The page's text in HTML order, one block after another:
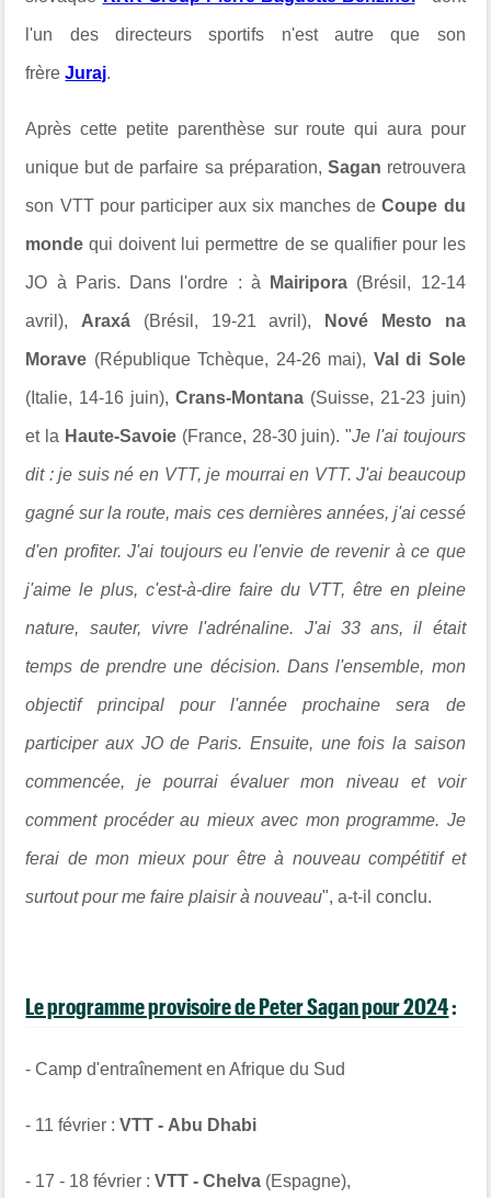
l'un des directeurs sportifs n'est autre que son
frèreJuraj.
Après cette petite parenthèse sur route qui aura pour
unique but de parfaire sa préparation, Sagan retrouvera
son VTT pour participer aux six manches deCoupe du
monde qui doivent lui permettre de se qualifier pour les
JO à Paris. Dans l'ordre : à Mairipora (Brésil, 12-14
avril), Araxá (Brésil, 19-21 avril), Nové Mesto na
Morave (République Tchèque, 24-26 mai), Val di Sole
(Italie, 14-16 juin), Crans-Montana (Suisse, 21-23 juin)
et la Haute-Savoie (France, 28-30 juin). "Je l'ai toujours
dit : je suis né en VTT, je mourrai en VTT. J'ai beaucoup
gagné sur la route, mais ces dernières années, j'ai cessé
d'en profiter. J'ai toujours eu l'envie de revenir à ce que
j'aime le plus, c'est-à-dire faire du VTT, être en pleine
nature, sauter, vivre l'adrénaline. J'ai 33 ans, il était
temps de prendre une décision. Dans l'ensemble, mon
objectif principal pour l'année prochaine sera de
participer aux JO de Paris. Ensuite, une fois la saison
commencée, je pourrai évaluer mon niveau et voir
comment procéder au mieux avec mon programme. Je
ferai de mon mieux pour être à nouveau compétitif et
surtout pour me faire plaisir à nouveau", a-t-il conclu.
Le programme provisoire de Peter Sagan pour 2024:
- Camp d'entraînement en Afrique du Sud
- 11 février :VTT - Abu Dhabi
- 17 - 18 février :VTT - Chelva (Espagne),